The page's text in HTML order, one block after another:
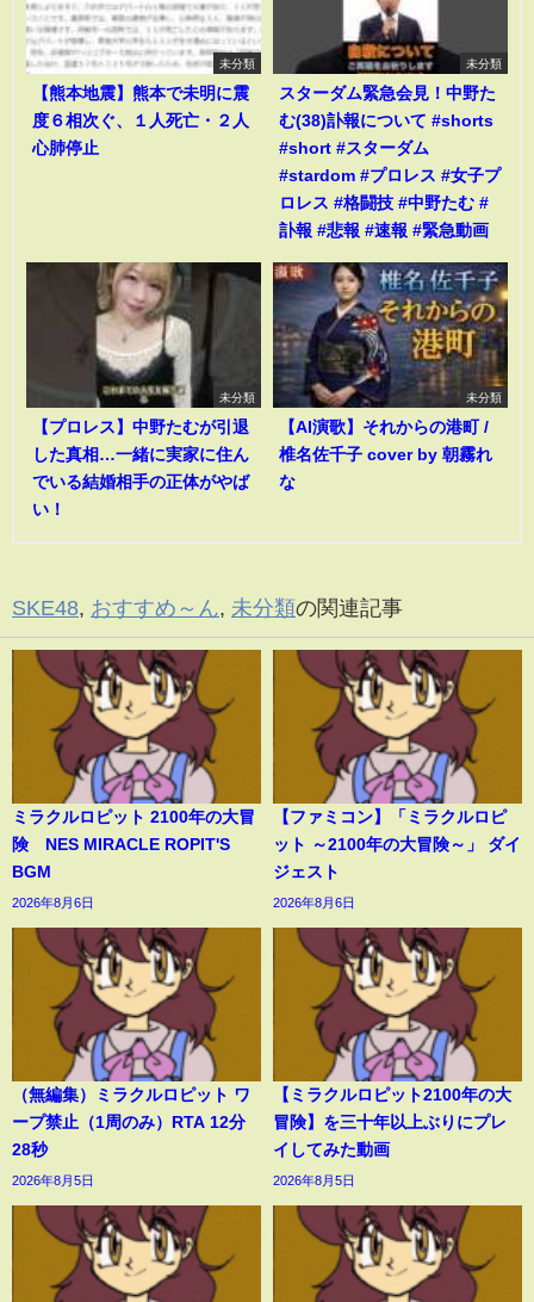
未分類
【熊本地震】熊本で未明に震
度６相次ぐ、１人死亡・２人
心肺停止
未分類
スターダム緊急会見！中野た
む(38)訃報について #shorts
#short #スターダム
#stardom #プロレス #女子プ
ロレス #格闘技 #中野たむ #
訃報 #悲報 #速報 #緊急動画
未分類
【プロレス】中野たむが引退
した真相…一緒に実家に住ん
でいる結婚相手の正体がやば
い！
未分類
【AI演歌】それからの港町 /
椎名佐千子 cover by 朝霧れ
な
SKE48, おすすめ～ん, 未分類の関連記事
ミラクルロピット 2100年の大冒
険 NES MIRACLE ROPIT'S
BGM
2026年8月6日
【ファミコン】「ミラクルロピ
ット ～2100年の大冒険～」 ダイ
ジェスト
2026年8月6日
（無編集）ミラクルロピット ワ
ープ禁止（1周のみ）RTA 12分
28秒
2026年8月5日
【ミラクルロピット2100年の大
冒険】を三十年以上ぶりにプレ
イしてみた動画
2026年8月5日